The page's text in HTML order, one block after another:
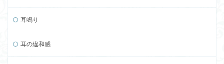
耳鳴り
耳の違和感